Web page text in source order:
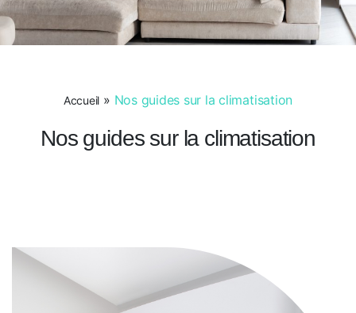
Accueil » Nos guides sur la climatisation
Nos guides sur la climatisation